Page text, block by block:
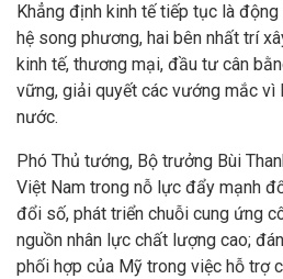
Khẳng định kinh tế tiếp tục là
hệ song phương, hai bên nhất trí
kinh tế, thương mại, đầu tư cân
vững, giải quyết các vướng mắc vì
nước.
Phó Thủ tướng, Bộ trưởng Bùi
Việt Nam trong nỗ lực đẩy mạnh
đổi số, phát triển chuỗi cung ứng
nguồn nhân lực chất lượng cao;
phối hợp của Mỹ trong việc hỗ trợ